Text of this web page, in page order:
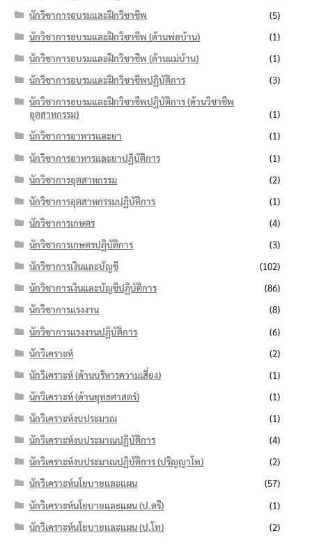
นักวิชาการอบรมและฝึกวิชาชีพ
(5)
นักวิชาการอบรมและฝึกวิชาชีพ (ด้านพ่อบ้าน)
(1)
นักวิชาการอบรมและฝึกวิชาชีพ (ด้านแม่บ้าน)
(1)
นักวิชาการอบรมและฝึกวิชาชีพปฏิบัติการ
(3)
นักวิชาการอบรมและฝึกวิชาชีพปฏิบัติการ (ด้านวิชาชีพ
อุตสาหกรรม)
(1)
นักวิชาการอาหารและยา
(1)
นักวิชาการอาหารและยาปฏิบัติการ
(1)
นักวิชาการอุตสาหกรรม
(2)
นักวิชาการอุตสาหกรรมปฏิบัติการ
(1)
นักวิชาการเกษตร
(4)
นักวิชาการเกษตรปฏิบัติการ
(3)
นักวิชาการเงินและบัญชี
(102)
นักวิชาการเงินและบัญชีปฏิบัติการ
(86)
นักวิชาการแรงงาน
(8)
นักวิชาการแรงงานปฏิบัติการ
(6)
นักวิเคราะห์
(2)
นักวิเคราะห์ (ด้านบริหารความเสี่ยง)
(1)
นักวิเคราะห์ (ด้านยุทธศาสตร์)
(1)
นักวิเคราะห์งบประมาณ
(1)
นักวิเคราะห์งบประมาณปฏิบัติการ
(4)
นักวิเคราะห์งบประมาณปฏิบัติการ (ปริญญาโท)
(2)
นักวิเคราะห์นโยบายและแผน
(57)
นักวิเคราะห์นโยบายและแผน (ป.ตรี)
(1)
นักวิเคราะห์นโยบายและแผน (ป.โท)
(2)